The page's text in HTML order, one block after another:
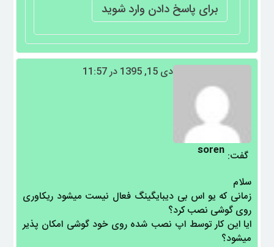
برای پاسخ دادن وارد شوید
soren گفت:
دی 15, 1395 در 11:57
سلام
زمانی که یو اس بی دیبایگینگ فعال نیست میشود ریکاوری
روی گوشی نصب کرد؟
ایا این کار توسط اپ نصب شده روی خود گوشی امکان پذیر
میشود؟